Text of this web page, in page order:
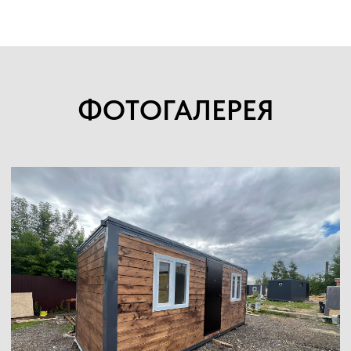
ФОТОГАЛЕРЕЯ
ЗАЯВКУ НА